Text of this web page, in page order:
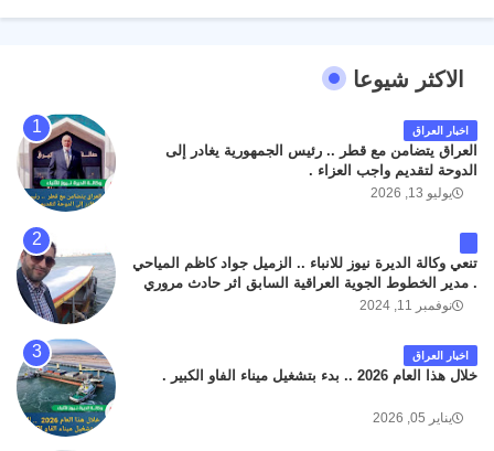
الاكثر شيوعا
اخبار العراق
العراق يتضامن مع قطر .. رئيس الجمهورية يغادر إلى
الدوحة لتقديم واجب العزاء .
يوليو 13, 2026
تنعي وكالة الديرة نيوز للانباء .. الزميل جواد كاظم المياحي
. مدير الخطوط الجوية العراقية السابق اثر حادث مروري
داخل مطار البصرة الدولي اليوم الاثنين على الطريق
كان سبب الحادث يعود لتصادم عجلته مع عجلة نوع كيا بنكو
تابعة لشركة الهلال الماسكة لإعمار مطار البصرة الدولي .
سائلين الله عز وجل ان يتغمد الفقيد بواسع رحمته ، و انا
نوفمبر 11, 2024
اخبار العراق
خلال هذا العام 2026 .. بدء بتشغيل ميناء الفاو الكبير .
يناير 05, 2026